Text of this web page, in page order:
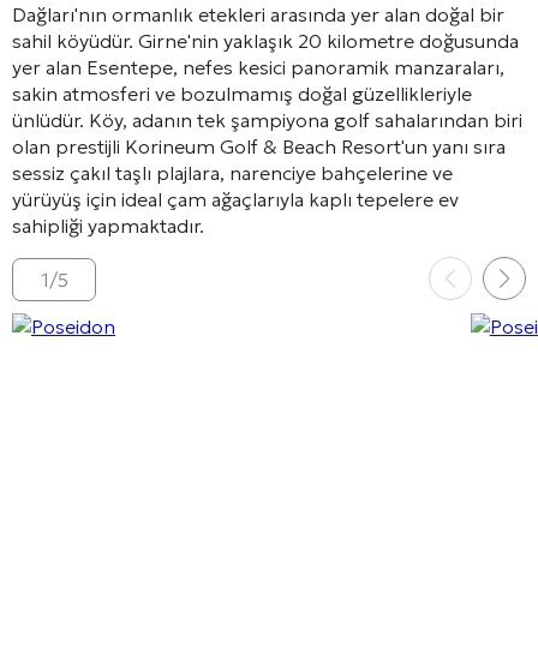
Dağları'nın ormanlık etekleri arasında yer alan doğal bir
sahil köyüdür. Girne'nin yaklaşık 20 kilometre doğusunda
yer alan Esentepe, nefes kesici panoramik manzaraları,
sakin atmosferi ve bozulmamış doğal güzellikleriyle
ünlüdür. Köy, adanın tek şampiyona golf sahalarından biri
olan prestijli Korineum Golf & Beach Resort'un yanı sıra
sessiz çakıl taşlı plajlara, narenciye bahçelerine ve
yürüyüş için ideal çam ağaçlarıyla kaplı tepelere ev
sahipliği yapmaktadır.
1/5